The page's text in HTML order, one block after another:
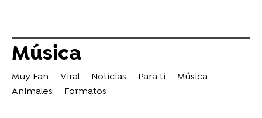
Música
Muy Fan Viral Noticias Para ti
Música
Animales
Formatos